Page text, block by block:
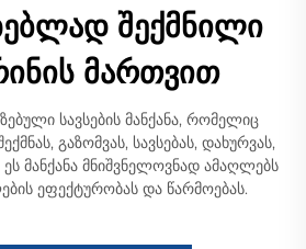
შექმნილი
მართვით
სავსების მანქანა, რომელიც
გაზომვას, სავსებას, დახურვას,
მანქანა მნიშვნელოვნად ამაღლებს
ეფექტურობას და წარმოებას.